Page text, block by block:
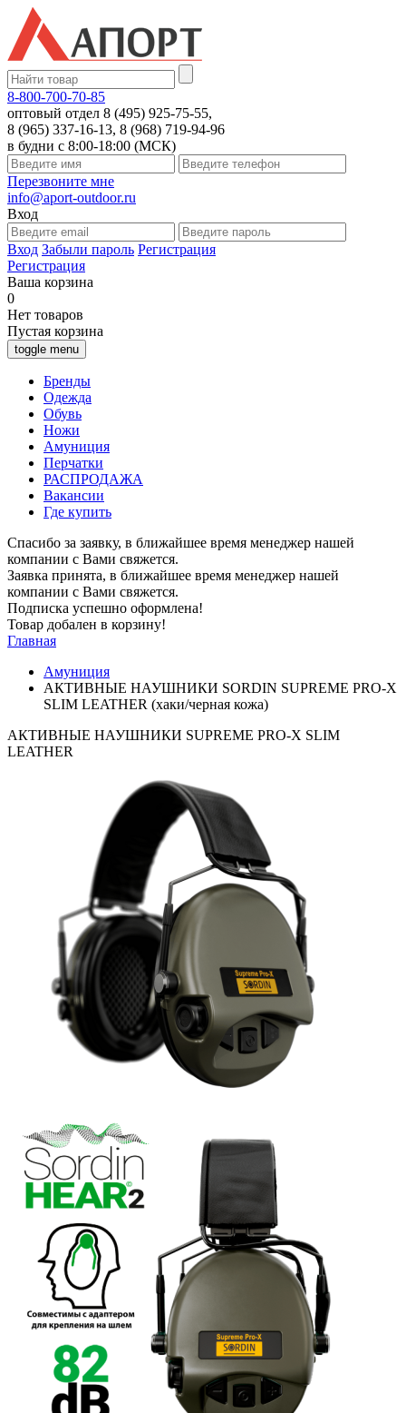
8-800-700-70-85
оптовый отдел 8 (495) 925-75-55,
8 (965) 337-16-13, 8 (968) 719-94-96
в будни с 8:00-18:00 (МСК)
Перезвоните мне
info@aport-outdoor.ru
Вход
Вход Забыли пароль Регистрация
Регистрация
Ваша корзина
0
Нет товаров
Пустая корзина
toggle menu
Бренды
Одежда
Обувь
Ножи
Амуниция
Перчатки
РАСПРОДАЖА
Вакансии
Где купить
Спасибо за заявку, в ближайшее время менеджер нашей
компании с Вами свяжется.
Заявка принята, в ближайшее время менеджер нашей
компании с Вами свяжется.
Подписка успешно оформлена!
Товар добален в корзину!
Главная
Амуниция
АКТИВНЫЕ НАУШНИКИ SORDIN SUPREME PRO-X
SLIM LEATHER (хаки/черная кожа)
АКТИВНЫЕ НАУШНИКИ SUPREME PRO-X SLIM
LEATHER